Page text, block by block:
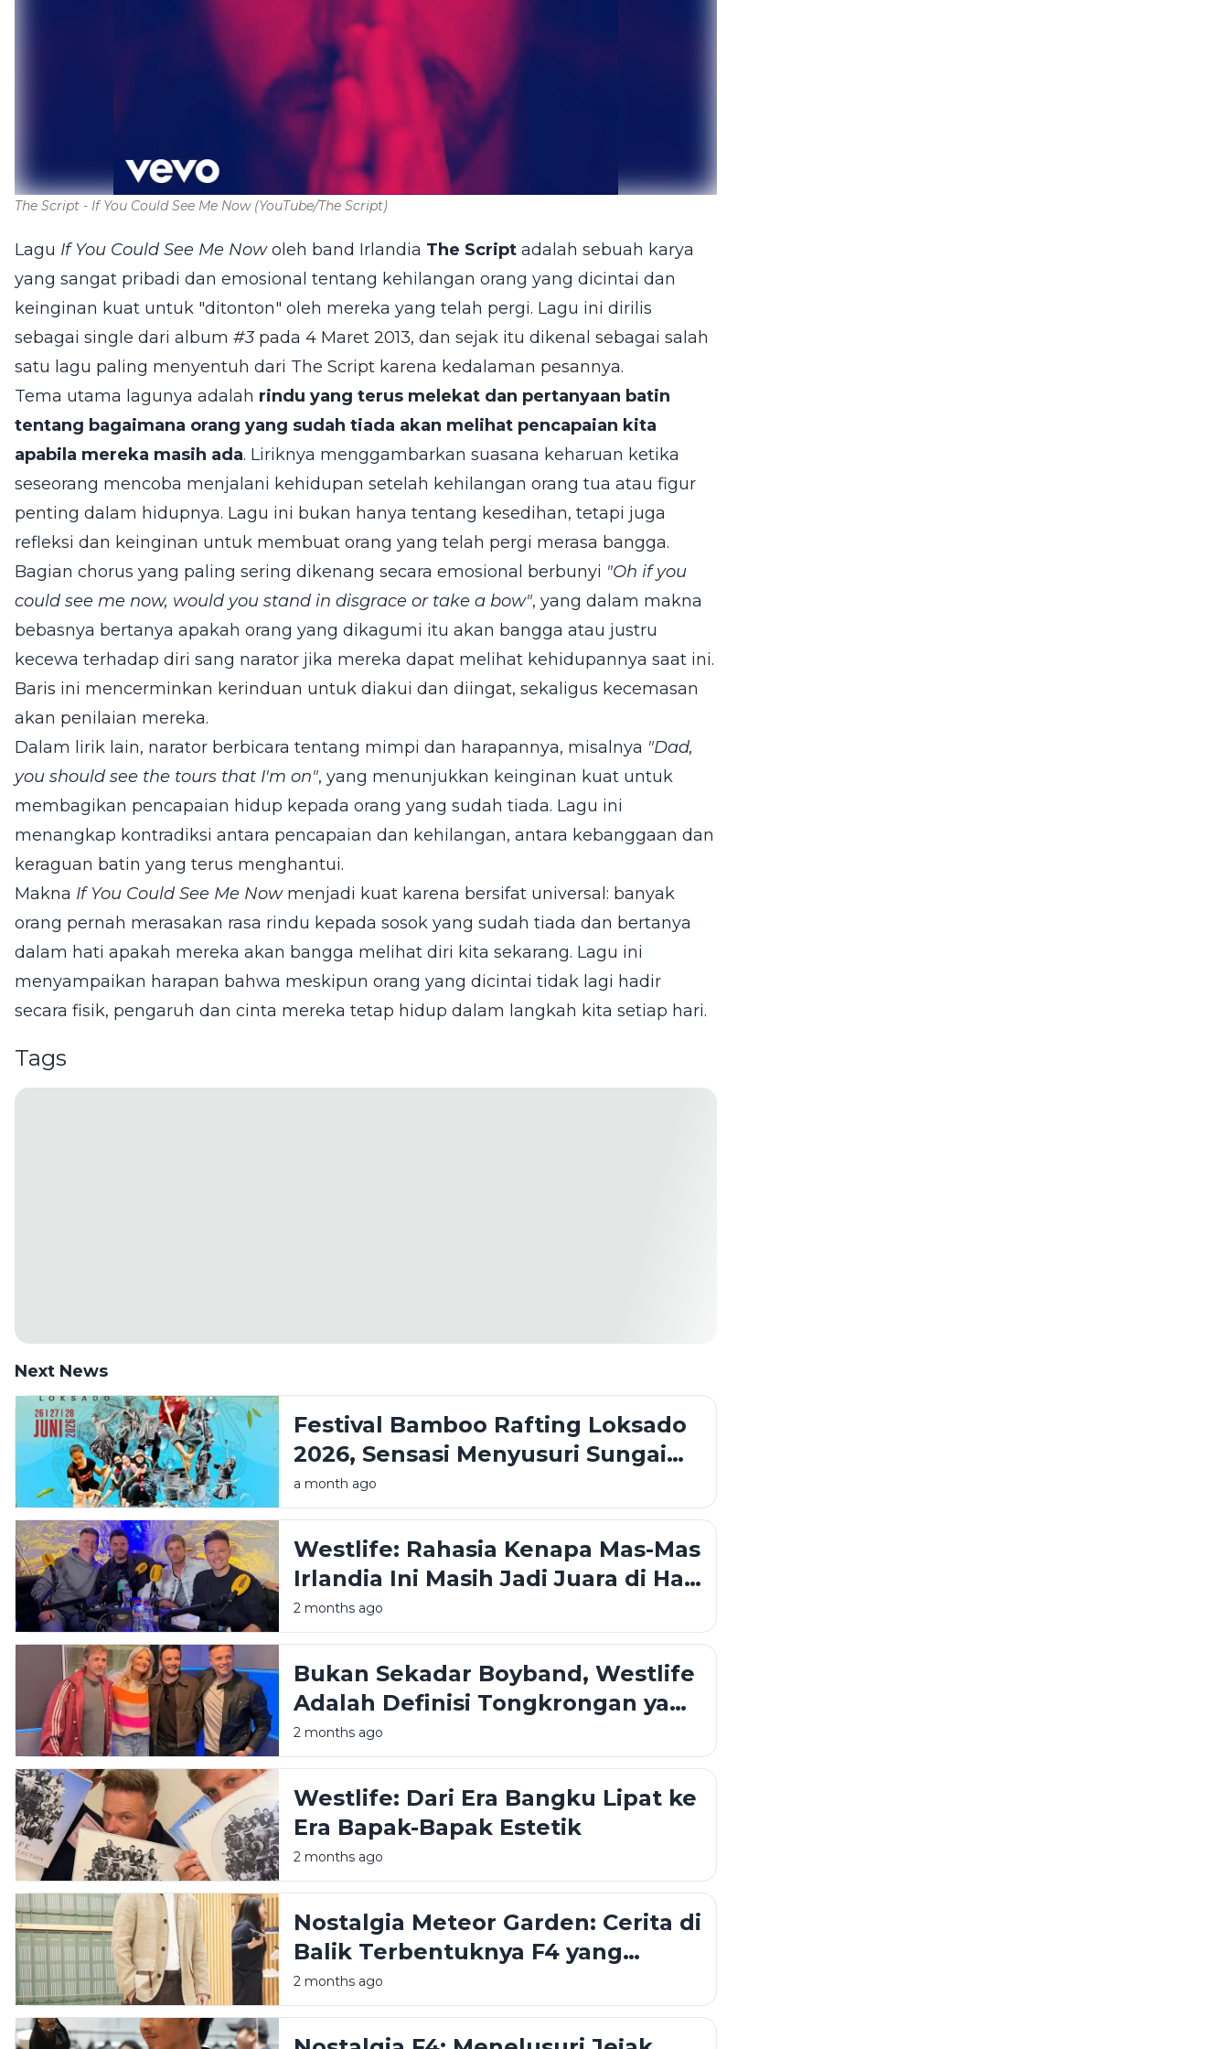
The Script - If You Could See Me Now (YouTube/The Script)
Lagu If You Could See Me Nowoleh band Irlandia The Script adalah sebuah karya
yang sangat pribadi dan emosional tentang kehilangan orang yang dicintai dan
keinginan kuat untuk "ditonton" oleh mereka yang telah pergi. Lagu ini dirilis
sebagai single dari album #3pada 4 Maret 2013, dan sejak itu dikenal sebagai salah
satu lagu paling menyentuh dari The Script karena kedalaman pesannya.
Tema utama lagunya adalah rindu yang terus melekat dan pertanyaan batin
tentang bagaimana orang yang sudah tiada akan melihat pencapaian kita
apabila mereka masih ada. Liriknya menggambarkan suasana keharuan ketika
seseorang mencoba menjalani kehidupan setelah kehilangan orang tua atau figur
penting dalam hidupnya. Lagu ini bukan hanya tentang kesedihan, tetapi juga
refleksi dan keinginan untuk membuat orang yang telah pergi merasa bangga.
Bagian chorus yang paling sering dikenang secara emosional berbunyi "Oh if you
could see me now, would you stand in disgrace or take a bow", yang dalam makna
bebasnya bertanya apakah orang yang dikagumi itu akan bangga atau justru
kecewa terhadap diri sang narator jika mereka dapat melihat kehidupannya saat ini.
Baris ini mencerminkan kerinduan untuk diakui dan diingat, sekaligus kecemasan
akan penilaian mereka.
Dalam lirik lain, narator berbicara tentang mimpi dan harapannya, misalnya "Dad,
you should see the tours that I'm on", yang menunjukkan keinginan kuat untuk
membagikan pencapaian hidup kepada orang yang sudah tiada. Lagu ini
menangkap kontradiksi antara pencapaian dan kehilangan, antara kebanggaan dan
keraguan batin yang terus menghantui.
Makna If You Could See Me Nowmenjadi kuat karena bersifat universal: banyak
orang pernah merasakan rasa rindu kepada sosok yang sudah tiada dan bertanya
dalam hati apakah mereka akan bangga melihat diri kita sekarang. Lagu ini
menyampaikan harapan bahwa meskipun orang yang dicintai tidak lagi hadir
secara fisik, pengaruh dan cinta mereka tetap hidup dalam langkah kita setiap hari.
Tags
Next News
Festival Bamboo Rafting Loksado
2026, Sensasi Menyusuri Sungai
Amandit dengan Rakit Bambu di
Pegunungan Meratus
a month ago
Westlife: Rahasia Kenapa Mas-Mas
Irlandia Ini Masih Jadi Juara di Hati
Kita
2 months ago
Bukan Sekadar Boyband, Westlife
Adalah Definisi Tongkrongan yang
Menolak Bubar
2 months ago
Westlife: Dari Era Bangku Lipat ke
Era Bapak-Bapak Estetik
2 months ago
Nostalgia Meteor Garden: Cerita di
Balik Terbentuknya F4 yang
Pernah Mengacak-acak Hati Kita
2 months ago